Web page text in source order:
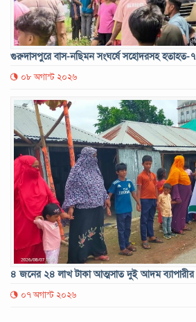
গুরুদাসপুরে বাস-নছিমন সংঘর্ষে সহোদরসহ হতাহত-৭
০৮ অগাস্ট ২০২৬
৪ জনের ২৪ লাখ টাকা আত্মসাত দুই আদম ব্যাপারীর
০৭ অগাস্ট ২০২৬